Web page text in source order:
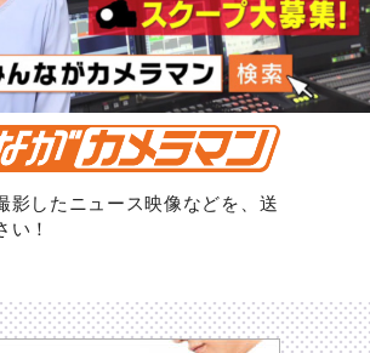
影したニュース映像などを、送
い！